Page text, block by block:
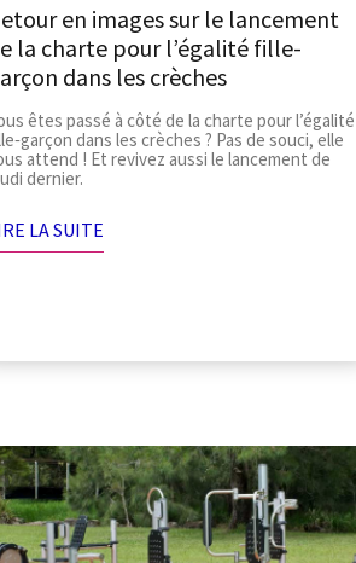
en images sur le lancement
la charte pour l’égalité fille-
dans les crèches
êtes passé à côté de la charte pour l’égalité
dans les crèches ? Pas de souci, elle
attend ! Et revivez aussi le lancement de
dernier.
LA SUITE